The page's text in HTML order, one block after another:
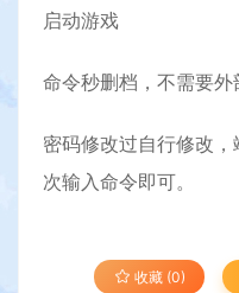
启动游戏
命令秒删档，不需要
密码修改过自行修改
次输入命令即可。
收藏 (0)